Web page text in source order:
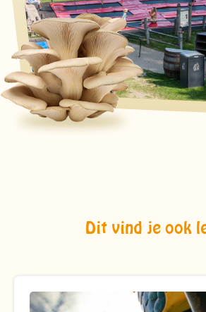
Dit vind je ook